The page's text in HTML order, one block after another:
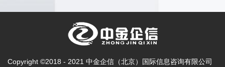
Copyright ©2018 - 2021 中金企信（北京）国际信息咨询有限公司